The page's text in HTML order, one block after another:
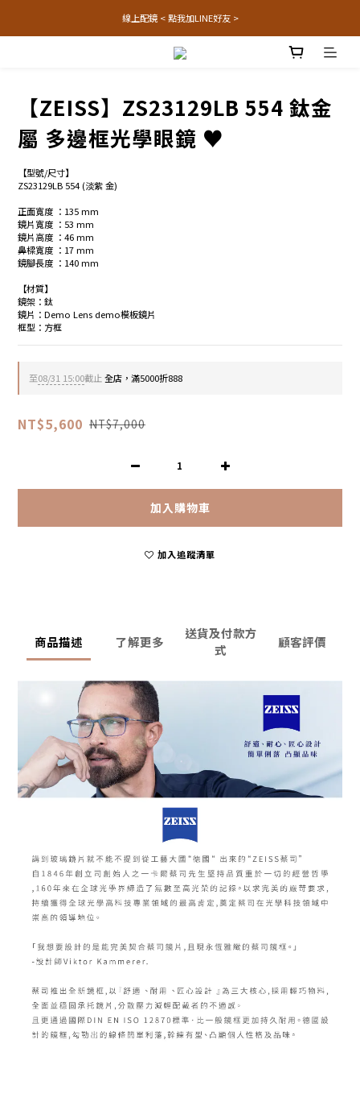
線上配鏡 < 點我加LINE好友 >
【ZEISS】ZS23129LB 554 鈦金
屬 多邊框光學眼鏡 ♥
【型號/尺寸】
ZS23129LB 554 (淡紫 金)
正面寬度 ：135 mm
鏡片寬度 ：53 mm
鏡片高度 ：46 mm
鼻樑寬度 ：17 mm
鏡腳長度 ：140 mm
【材質】
鏡架：鈦
鏡片：Demo Lens demo模板鏡片
框型：方框
至08/31 15:00截止全店，滿5000折888
NT$5,600 NT$7,000
加入購物車
加入追蹤清單
商品描述 了解更多
送貨及付款方
式
顧客評價